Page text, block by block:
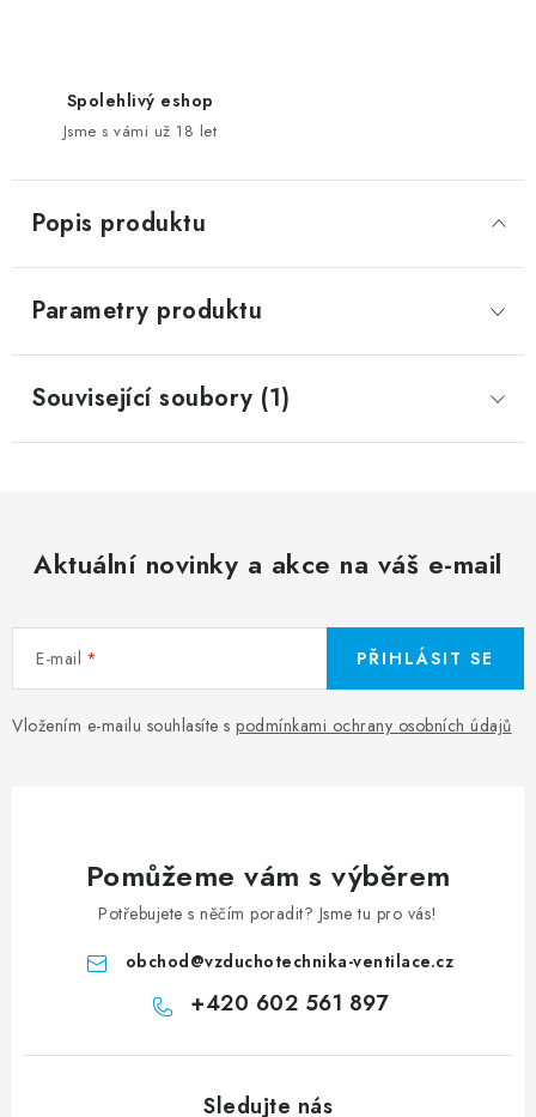
Spolehlivý eshop
Jsme s vámi už 18 let
Popis produktu
Parametry produktu
Související soubory (1)
Aktuální novinky a akce na váš e-mail
E-mail
Vložením e-mailu souhlasíte s podmínkami ochrany osobních údajů
PŘIHLÁSIT SE
Pomůžeme vám s výběrem
Potřebujete s něčím poradit? Jsme tu pro vás!
obchod@vzduchotechnika-ventilace.cz
+420 602 561 897